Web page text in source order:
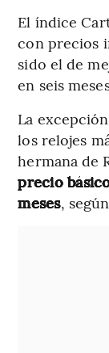
El índice
con precios
sido el de
en seis
La
los relojes
hermana de
precio
meses,